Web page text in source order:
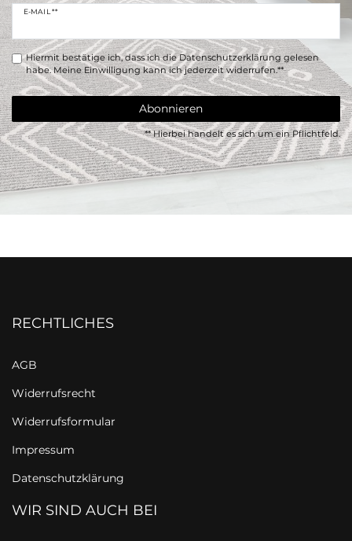
E-MAIL **
Hiermit bestätige ich, dass ich dieDaten­schutz­erklärunggelesen
habe. Meine Einwilligung kann ich jederzeit widerrufen.**
Abonnieren
** Hierbei handelt es sich um ein Pflichtfeld.
RECHTLICHES
AGB
Widerrufsrecht
Widerrufsformular
Impressum
Datenschutzklärung
WIR SIND AUCH BEI